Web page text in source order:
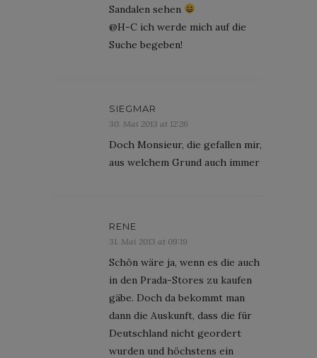
Sandalen sehen
@H-C ich werde mich auf die
Suche begeben!
SIEGMAR
30. Mai 2013 at 12:26
Doch Monsieur, die gefallen mir,
aus welchem Grund auch immer
RENE
31. Mai 2013 at 09:19
Schön wäre ja, wenn es die auch
in den Prada-Stores zu kaufen
gäbe. Doch da bekommt man
dann die Auskunft, dass die für
Deutschland nicht geordert
wurden und höchstens ein